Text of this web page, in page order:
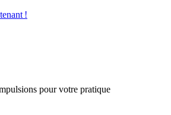
!
pour votre pratique